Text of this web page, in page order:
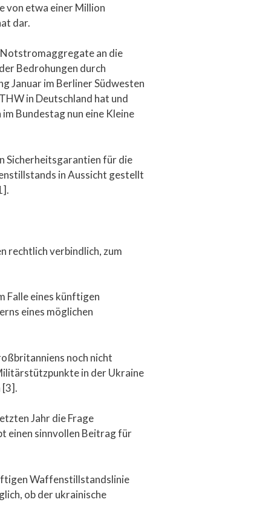
von etwa einer Million
dar.
Notstromaggregate an die
Bedrohungen durch
Januar im Berliner Südwesten
in Deutschland hat und
Bundestag nun eine Kleine
Sicherheitsgarantien für die
in Aussicht gestellt
rechtlich verbindlich, zum
Falle eines künftigen
eines möglichen
noch nicht
in der Ukraine
[3].
Jahr die Frage
einen sinnvollen Beitrag für
Waffenstillstandslinie
ob der ukrainische